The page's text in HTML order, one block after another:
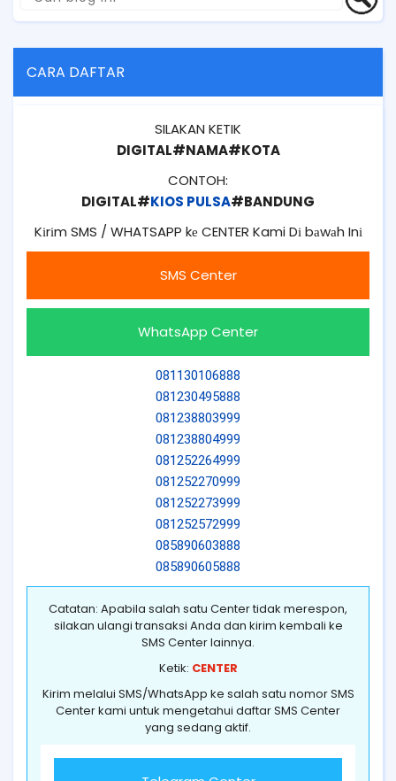
CARA DAFTAR
SILAKAN KETIK
DIGITAL#NAMA#KOTA
CONTOH:
DIGITAL#KIOS PULSA#BANDUNG
Kіrіm SMS / WHATSAPP kе CENTER Kami Dі bаwаh Inі
SMS Center
WhatsApp Center
081130106888
081230495888
081238803999
081238804999
081252264999
081252270999
081252273999
081252572999
085890603888
085890605888
Catatan: Apabila salah satu Center tidak merespon,
silakan ulangi transaksi Anda dan kirim kembali ke
SMS Center lainnya.
Ketik: CENTER
Kirim melalui SMS/WhatsApp ke salah satu nomor SMS
Center kami untuk mengetahui daftar SMS Center
yang sedang aktif.